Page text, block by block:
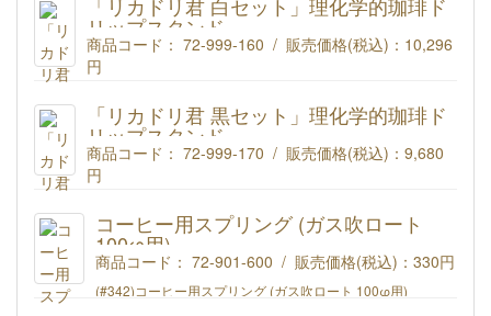
商品コード : 72-999-720
リップスタンド
商品コード： 72-999-160 / 販売価格(税込)： 10,296
円
商品コード : 72-999-160
「リカドリ君 黒セット」理化学的珈琲ド
リップスタンド
商品コード： 72-999-170 / 販売価格(税込)： 9,680
円
商品コード : 72-999-170
コーヒー用スプリング (ガス吹ロート
100φ用)
商品コード： 72-901-600 / 販売価格(税込)： 330円
(#342)コーヒー用スプリング (ガス吹ロート 100φ用)